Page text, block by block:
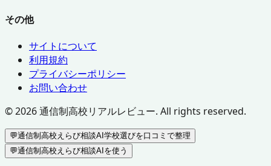
その他
サイトについて
利用規約
プライバシーポリシー
お問い合わせ
©2026通信制高校リアルレビュー. All rights reserved.
💬通信制高校えらび相談AI 学校選びを口コミで整理
💬通信制高校えらび相談AIを使う